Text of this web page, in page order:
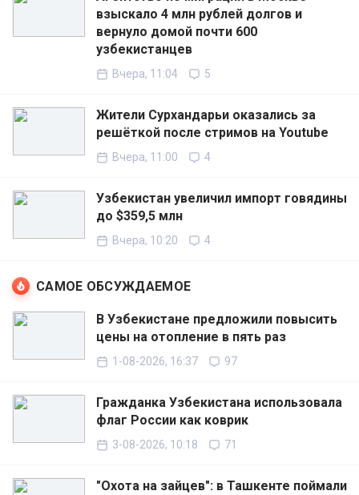
взыскало 4 млн рублей долгов и
вернуло домой почти 600
узбекистанцев
Вчера, 11:04 5
Жители Сурхандарьи оказались за
решёткой после стримов на Youtube
Вчера, 11:00 4
Узбекистан увеличил импорт говядины
до $359,5 млн
Вчера, 10:20 4
САМОЕ ОБСУЖДАЕМОЕ
В Узбекистане предложили повысить
цены на отопление в пять раз
1-08-2026, 16:37 97
Гражданка Узбекистана использовала
флаг России как коврик
3-08-2026, 10:18 71
"Охота на зайцев": в Ташкенте поймали